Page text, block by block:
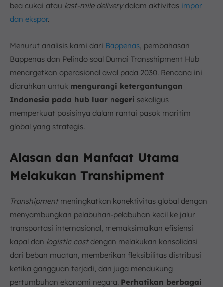
bea cukai atau last-mile deliverydalam aktivitas impor
dan ekspor.
Menurut analisis kami dari Bappenas , pembahasan
Bappenas dan Pelindo soal Dumai Transshipment Hub
menargetkan operasional awal pada 2030. Rencana ini
diarahkan untuk mengurangi ketergantungan
Indonesia pada hub luar negeri sekaligus
memperkuat posisinya dalam rantai pasok maritim
global yang strategis.
Alasan dan Manfaat Utama
Melakukan Transhipment
Transhipmentmeningkatkan konektivitas global dengan
menyambungkan pelabuhan-pelabuhan kecil ke jalur
transportasi internasional, memaksimalkan efisiensi
kapal dan logistic costdengan melakukan konsolidasi
dari beban muatan, memberikan fleksibilitas distribusi
ketika gangguan terjadi, dan juga mendukung
pertumbuhan ekonomi negara. Perhatikan berbagai